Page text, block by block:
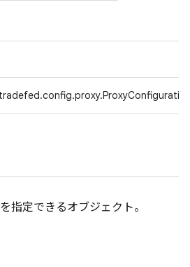
指定できるオブジェクト。